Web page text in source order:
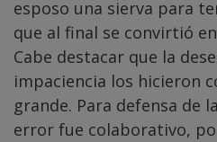
esposo una sierva para
que al final se convirtió
Cabe destacar que la
impaciencia los hicieron
grande. Para defensa de
error fue colaborativo,